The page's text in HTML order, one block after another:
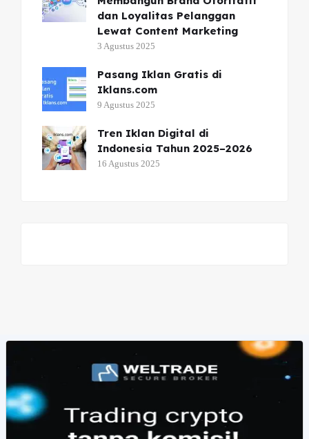
dan Loyalitas Pelanggan
Lewat Content Marketing
3 Agustus 2025
Pasang Iklan Gratis di
Iklans.com
9 Agustus 2025
Tren Iklan Digital di
Indonesia Tahun 2025–2026
16 Agustus 2025